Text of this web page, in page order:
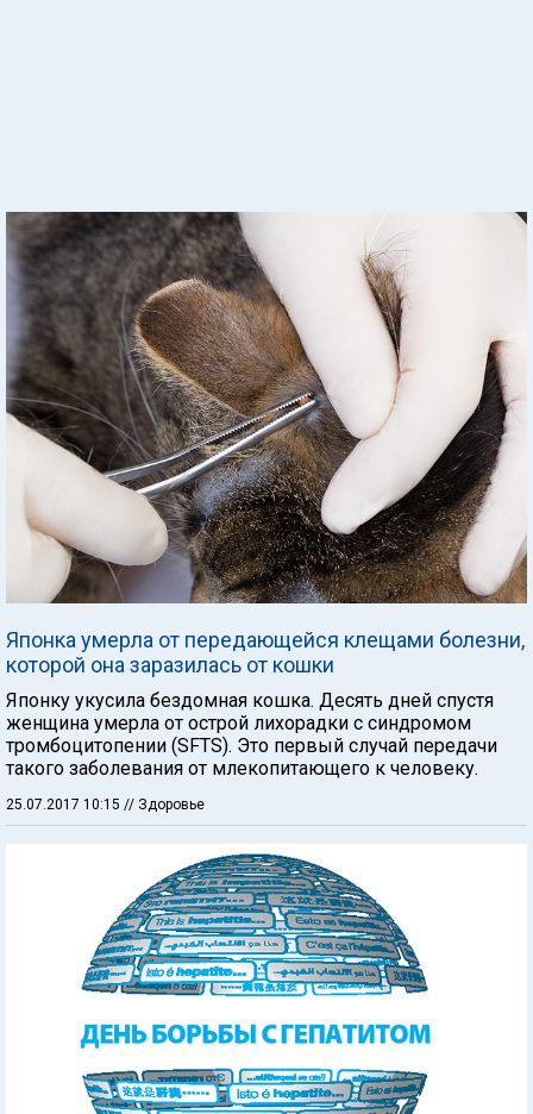
Японка умерла от передающейся клещами болезни,
которой она заразилась от кошки
Японку укусила бездомная кошка. Десять дней спустя
женщина умерла от острой лихорадки с синдромом
тромбоцитопении (SFTS). Это первый случай передачи
такого заболевания от млекопитающего к человеку.
25.07.2017 10:15 // Здоровье